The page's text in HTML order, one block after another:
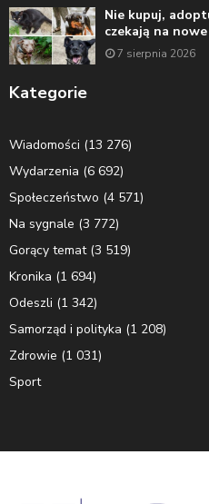
Nie kupuj,
czekają na
7 sierpnia 2026
Kategorie
Wiadomości (13 276)
Wydarzenia (6 692)
Społeczeństwo (4 571)
Na sygnale (3 772)
Gorący temat(3 519)
Kronika (1 694)
Odeszli (1 342)
Samorząd i polityka (1 208)
Zdrowie (1 031)
Sport